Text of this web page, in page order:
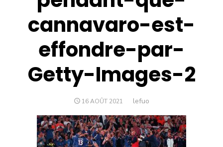
cannavaro-est-
effondre-par-
Getty-Images-2
POSTED
16 AOÛT 2021 Author
lefuo